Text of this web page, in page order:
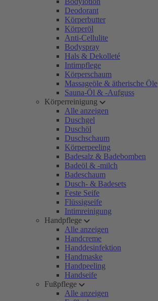
Deodorant
Körperbutter
Körperöl
Anti-Cellulite
Bodyspray
Hals & Dekolleté
Intimpflege
Körperschaum
Massageöle & ätherische Öle
Sauna-Öl & -Aufguss
Körperreinigung
Alle anzeigen
Duschgel
Duschöl
Duschschaum
Körperpeeling
Badesalz & Badebomben
Badeöl & -milch
Badeschaum
Dusch- & Badesets
Feste Seife
Flüssigseife
Intimreinigung
Handpflege
Alle anzeigen
Handcreme
Handdesinfektion
Handmaske
Handpeeling
Handseife
Fußpflege
Alle anzeigen